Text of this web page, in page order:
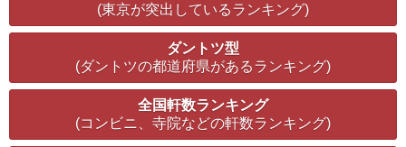
(東京が突出しているランキング)
ダントツ型
(ダントツの都道府県があるランキング)
全国軒数ランキング
(コンビニ、寺院などの軒数ランキング)